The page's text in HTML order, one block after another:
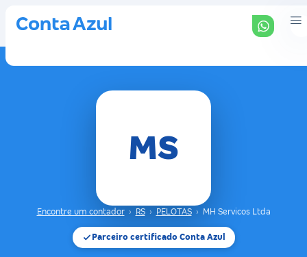
MS
Encontre um contador › RS › PELOTAS › MH Servicos Ltda
Parceiro certificado Conta Azul